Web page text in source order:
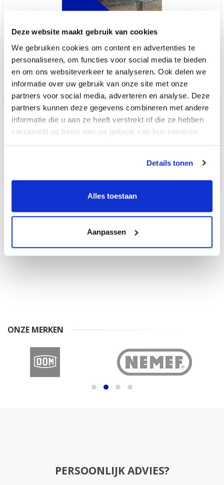
Deze website maakt gebruik van cookies
We gebruiken cookies om content en advertenties te
personaliseren, om functies voor social media te bieden
en om ons websiteverkeer te analyseren. Ook delen we
informatie over uw gebruik van onze site met onze
partners voor social media, adverteren en analyse. Deze
partners kunnen deze gegevens combineren met andere
informatie die u aan ze heeft verstrekt of die ze hebben
verzameld op basis van uw gebruik van hun services.
Details tonen
Alles toestaan
Aanpassen
Naambordje voordeur model 11
€ 34,95
€ 34,95
ONZE MERKEN
PERSOONLIJK ADVIES?